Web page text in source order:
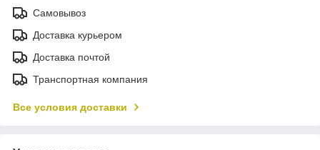
Самовывоз
Доставка курьером
Доставка почтой
Транспортная компания
Все условия доставки